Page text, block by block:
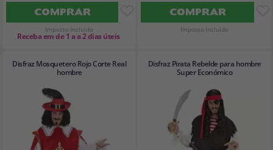
COMPRAR
Imposto Incluído
Receba em de 1 a a 2 dias úteis
COMPRAR
Imposto Incluído
Disfraz Mosquetero Rojo Corte Real
hombre
Disfraz Pirata Rebelde para hombre
Super Económico